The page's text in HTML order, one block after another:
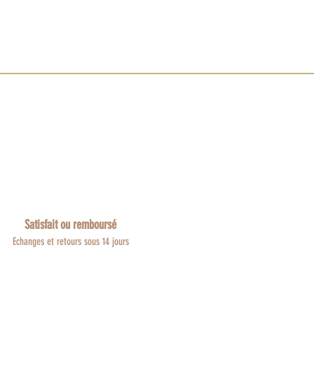
Satisfait ou remboursé
Echanges et retours sous 14 jours